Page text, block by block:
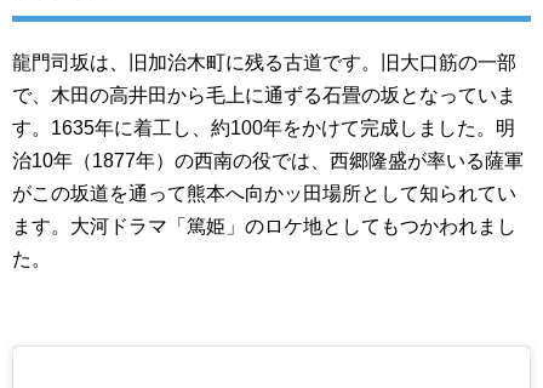
龍門司坂は、旧加治木町に残る古道です。旧大口筋の一部
で、木田の高井田から毛上に通ずる石畳の坂となっていま
す。1635年に着工し、約100年をかけて完成しました。明
治10年（1877年）の西南の役では、西郷隆盛が率いる薩軍
がこの坂道を通って熊本へ向かッ田場所として知られてい
ます。大河ドラマ「篤姫」のロケ地としてもつかわれまし
た。